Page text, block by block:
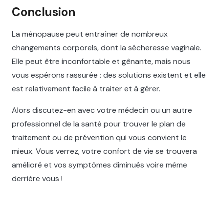
Conclusion
La ménopause peut entraîner de nombreux
changements corporels, dont la sécheresse vaginale.
Elle peut être inconfortable et gênante, mais nous
vous espérons rassurée : des solutions existent et elle
est relativement facile à traiter et à gérer.
Alors discutez-en avec votre médecin ou un autre
professionnel de la santé pour trouver le plan de
traitement ou de prévention qui vous convient le
mieux. Vous verrez, votre confort de vie se trouvera
amélioré et vos symptômes diminués voire même
derrière vous !